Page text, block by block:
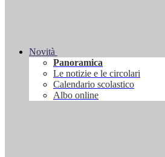
Novità
Panoramica
Le notizie e le circolari
Calendario scolastico
Albo online